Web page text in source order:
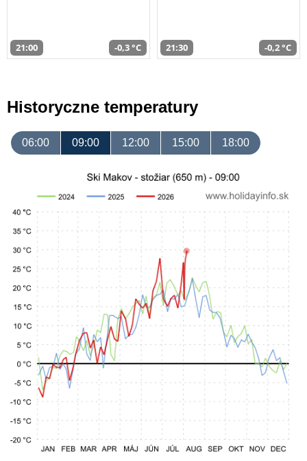
21:00 -0,3 °C 21:30 -0,2 °C
Historyczne temperatury
06:00 09:00 12:00 15:00 18:00